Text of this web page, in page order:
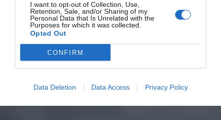
I want to opt-out of Collection, Use,
Retention, Sale, and/or Sharing of my
Personal Data that Is Unrelated with the
Purposes for which it was collected.
Opted Out
CONFIRM
Data Deletion Data Access Privacy Policy